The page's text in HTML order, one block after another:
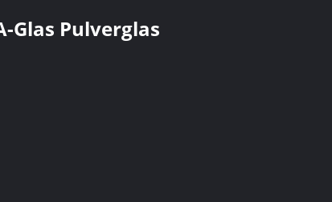
Glas Pulverglas